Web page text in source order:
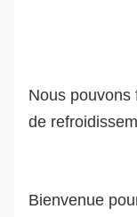
Nous pouvons
de
Bienvenue